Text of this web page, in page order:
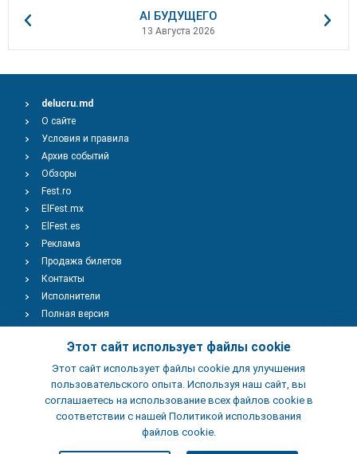
AI БУДУЩЕГО
13 Августа 2026
Этот сайт использует файлы cookie
Этот сайт использует файлы cookie для улучшения
пользовательского опыта. Используя наш сайт, вы
соглашаетесь на использование всех файлов cookie в
соответствии с нашей Политикой использования
файлов cookie.
delucru.md
О сайте
Условия и правила
Архив событий
Обзоры
Fest.ro
ElFest.mx
ElFest.es
Реклама
Продажа билетов
Контакты
Исполнители
Полная версия
Добавить Событие
Добавить Заведение